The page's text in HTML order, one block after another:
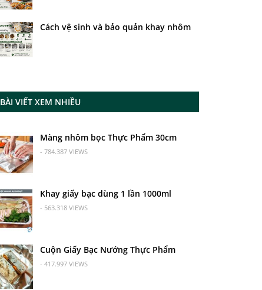
Cách vệ sinh và bảo quản khay nhôm
BÀI VIẾT XEM NHIỀU
Màng nhôm bọc Thực Phẩm 30cm
- 784.387 VIEWS
Khay giấy bạc dùng 1 lần 1000ml
- 563.318 VIEWS
Cuộn Giấy Bạc Nướng Thực Phẩm
- 417.997 VIEWS